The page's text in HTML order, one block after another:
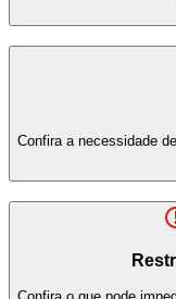
Confira a necessidade